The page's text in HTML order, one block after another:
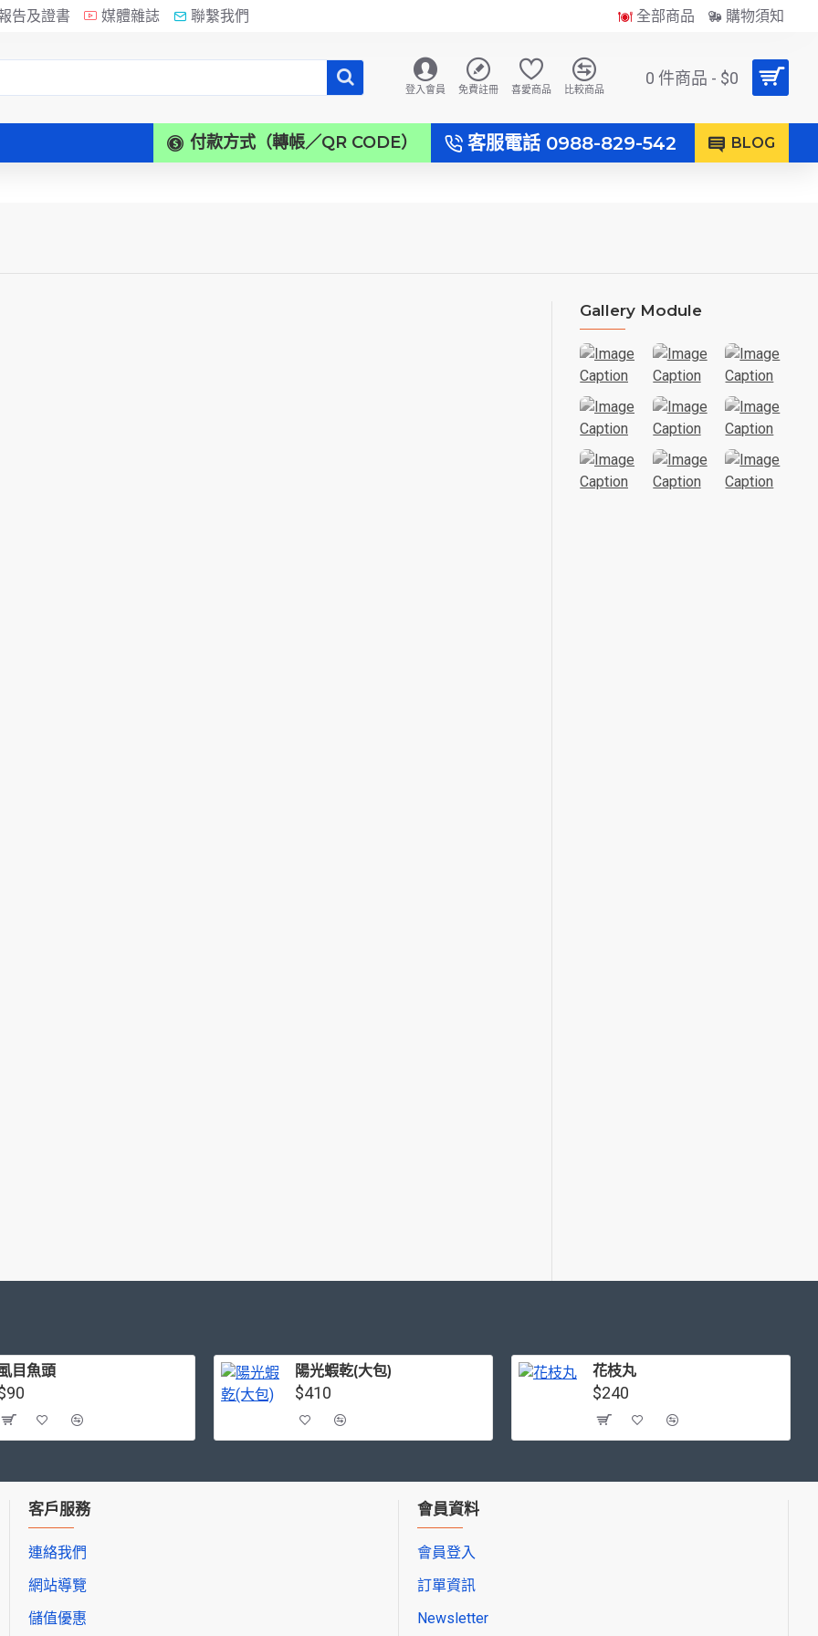
告及證書 媒體雜誌 聯繫我們 全部商品 購物須知
登入會員 免費註冊 喜愛商品 比較商品
0 件商品 - $0
付款方式（轉帳／QR CODE） 客服電話 0988-829-542 BLOG
Gallery Module
目魚頭 陽光蝦乾(大包)
$410
花枝丸
$240
客戶服務
連絡我們
網站導覽
儲值優惠
會員資料
會員登入
訂單資訊
Newsletter